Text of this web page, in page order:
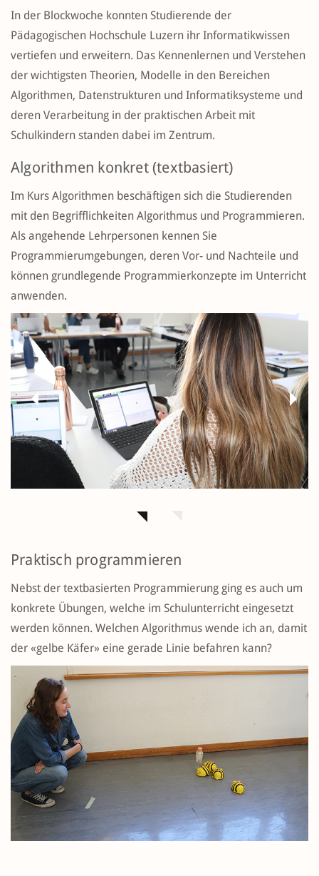
In der Blockwoche konnten Studierende der
Pädagogischen Hochschule Luzern ihr Informatikwissen
vertiefen und erweitern. Das Kennenlernen und Verstehen
der wichtigsten Theorien, Modelle in den Bereichen
Algorithmen, Datenstrukturen und Informatiksysteme und
deren Verarbeitung in der praktischen Arbeit mit
Schulkindern standen dabei im Zentrum.
Algorithmen konkret (textbasiert)
Im Kurs Algorithmen beschäftigen sich die Studierenden
mit den Begrifflichkeiten Algorithmus und Programmieren.
Als angehende Lehrpersonen kennen Sie
Programmierumgebungen, deren Vor- und Nachteile und
können grundlegende Programmierkonzepte im Unterricht
anwenden.
Previous Next
Praktisch programmieren
Nebst der textbasierten Programmierung ging es auch um
konkrete Übungen, welche im Schulunterricht eingesetzt
werden können. Welchen Algorithmus wende ich an, damit
der «gelbe Käfer» eine gerade Linie befahren kann?